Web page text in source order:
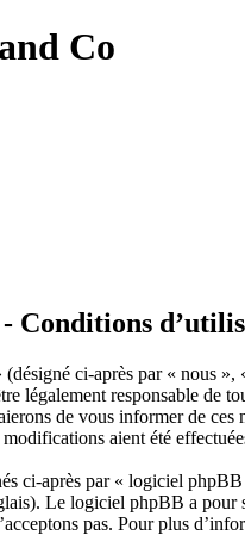
Co
Conditions
ci-après par « nous
légalement responsable
de vous informer de
aient été
ci-après par « logiciel
Le logiciel phpBB a pour
pas. Pour plus